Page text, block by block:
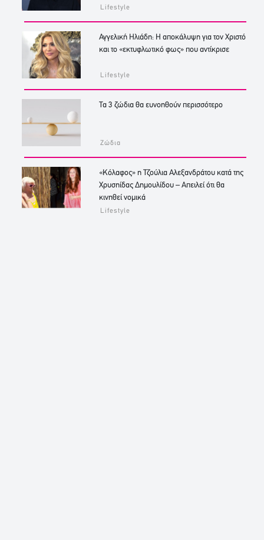
Lifestyle
Αγγελική Ηλιάδη: Η αποκάλυψη για τον Χριστό
και το «εκτυφλωτικό φως» που αντίκρισε
Lifestyle
Τα 3 ζώδια θα ευνοηθούν περισσότερο
Ζώδια
«Κόλαφος» η Τζούλια Αλεξανδράτου κατά της
Χρυσηίδας Δημουλίδου – Απειλεί ότι θα
κινηθεί νομικά
Lifestyle